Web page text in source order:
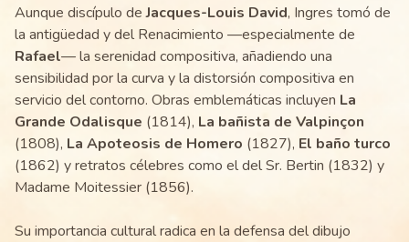
Aunque discípulo deJacques-Louis David, Ingres tomó de
la antigüedad y del Renacimiento —especialmente de
Rafael— la serenidad compositiva, añadiendo una
sensibilidad por la curva y la distorsión compositiva en
servicio del contorno. Obras emblemáticas incluyen La
Grande Odalisque (1814), La bañista de Valpinçon
(1808), La Apoteosis de Homero (1827), El baño turco
(1862) y retratos célebres como el del Sr. Bertin (1832) y
Madame Moitessier (1856).
Su importancia cultural radica en la defensa del dibujo